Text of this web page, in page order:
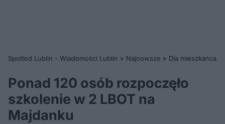
Spotted Lublin - Wiadomości Lublin » Najnowsze » Dla mieszkańca
Ponad 120 osób rozpoczęło
szkolenie w 2 LBOT na
Majdanku